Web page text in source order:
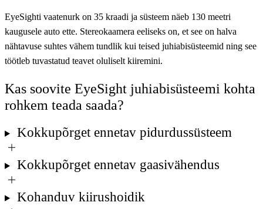
EyeSighti vaatenurk on 35 kraadi ja süsteem näeb 130 meetri
kaugusele auto ette. Stereokaamera eeliseks on, et see on halva
nähtavuse suhtes vähem tundlik kui teised juhiabisüsteemid ning see
töötleb tuvastatud teavet oluliselt kiiremini.
Kas soovite EyeSight juhiabisüsteemi kohta
rohkem teada saada?
Kokkupõrget ennetav pidurdussüsteem
Kokkupõrget ennetav gaasivähendus
Kohanduv kiirushoidik